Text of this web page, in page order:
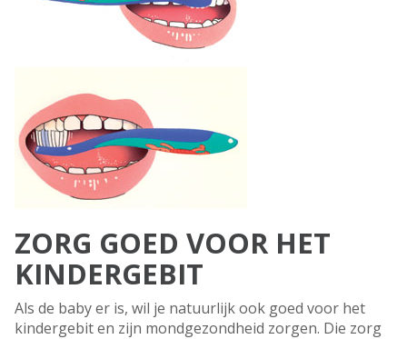
ZORG GOED VOOR HET
KINDERGEBIT
Als de baby er is, wil je natuurlijk ook goed voor het
kindergebit en zijn mondgezondheid zorgen. Die zorg